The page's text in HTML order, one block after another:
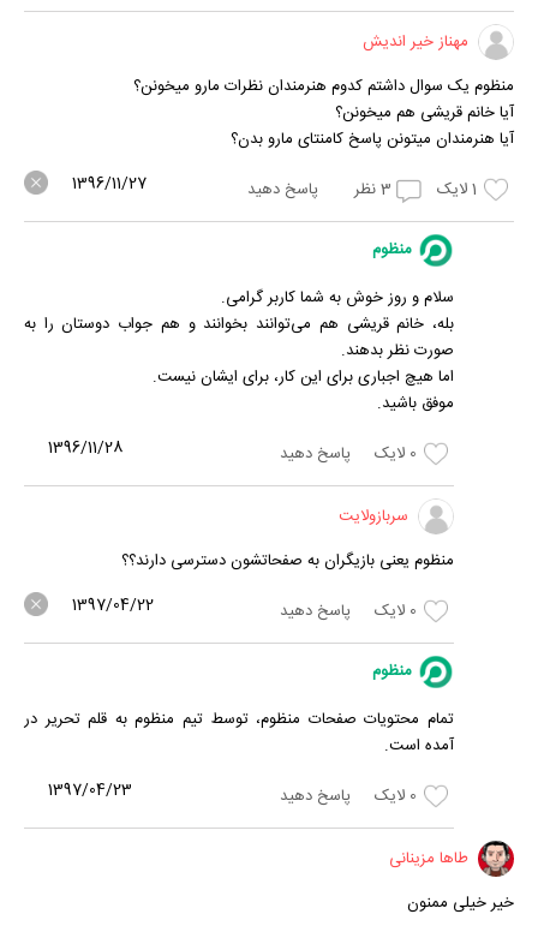
مهناز خیر اندیش
منظوم یک سوال داشتم کدوم هنرمندان نظرات مارو میخونن؟
آیا خانم قریشی هم میخونن؟
آیا هنرمندان میتونن پاسخ کامنتای مارو بدن؟
1لایک 3نظر پاسخ دهید 1396/11/27
منظوم
سلام و روز خوش به شما کاربر گرامی.
بله، خانم قریشی هم می‌توانند بخوانند و هم جواب دوستان را به
صورت نظر بدهند.
اما هیچ اجباری برای این کار، برای ایشان نیست.
موفق باشید.
0 لایک پاسخ دهید 1396/11/28
سربازولایت
منظوم یعنی بازیگران به صفحاتشون دسترسی دارند؟؟
0 لایک پاسخ دهید 1397/04/22
منظوم
تمام محتویات صفحات منظوم، توسط تیم منظوم به قلم تحریر در
آمده است.
0 لایک پاسخ دهید 1397/04/23
طاها مزینانی
خیر خیلی ممنون